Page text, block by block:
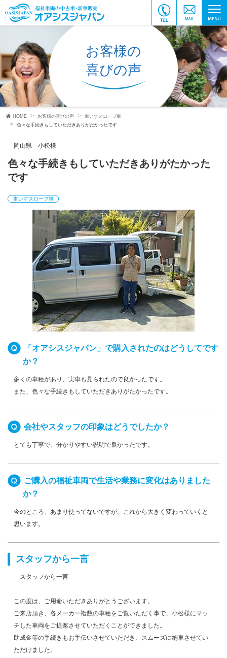
お客様の
喜びの声
HOME お客様の喜びの声
車いすスロープ車
色々な手続きもしていただきありがたかったです
岡山県 小松様
色々な手続きもしていただきありがたかった
です
車いすスロープ車
「オアシスジャパン」で購入されたのはどうしてです
か？
多くの車種があり、実車も見られたので良かったです。
また、色々な手続きもしていただきありがたかったです。
会社やスタッフの印象はどうでしたか？
とても丁寧で、分かりやすい説明で良かったです。
ご購入の福祉車両で生活や業務に変化はありました
か？
今のところ、あまり使ってないですが、これから大きく変わっていくと
思います。
スタッフから一言
スタッフから一言
この度は、ご用命いただきありがとうございます。
ご来店頂き、各メーカー複数の車種をご覧いただく事で、小松様にマッ
チした車両をご提案させていただくことができました。
助成金等の手続きもお手伝いさせていただき、スムーズに納車させてい
ただけました。